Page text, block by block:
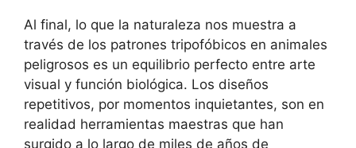
Al final, lo que la naturaleza nos muestra a
través de los patrones tripofóbicos en animales
peligrosos es un equilibrio perfecto entre arte
visual y función biológica. Los diseños
repetitivos, por momentos inquietantes, son en
realidad herramientas maestras que han
surgido a lo largo de miles de años de